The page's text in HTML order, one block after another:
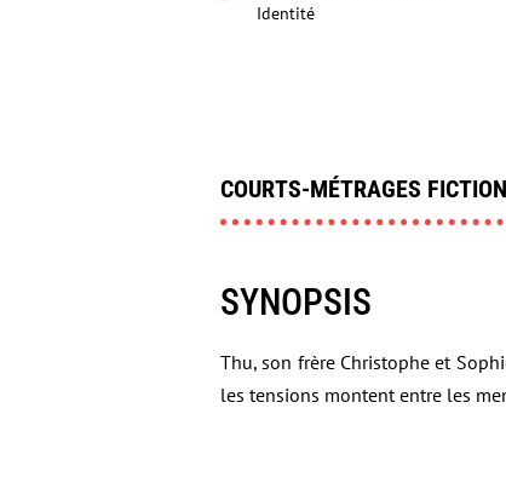
Identité
COURTS-MÉTRAGES FICTION
SYNOPSIS
Thu, son frère Christophe et
les tensions montent entre les